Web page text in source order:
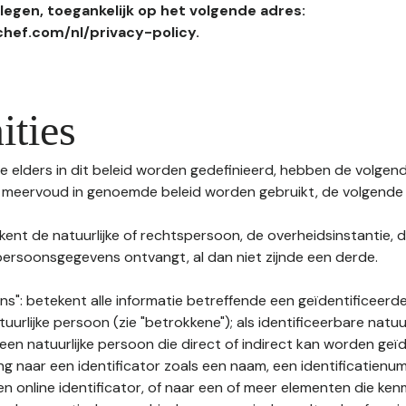
toegankelijk op het volgende adres:
nl/privacy-policy.
elders in dit beleid worden gedefinieerd, hebben de
in genoemde beleid worden gebruikt, de
de natuurlijke of rechtspersoon, de overheidsinstantie,
ontvangt, al dan niet zijnde een derde.
betekent alle informatie betreffende een
persoon (zie "betrokkene"); als identificeerbare
natuurlijke persoon die direct of indirect kan worden
naar een identificator zoals een naam, een
online identificator, of naar een of meer elementen die